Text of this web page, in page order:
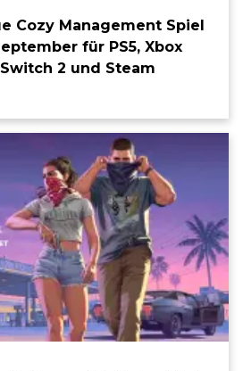
Cozy Management Spiel
für PS5, Xbox
2 und Steam